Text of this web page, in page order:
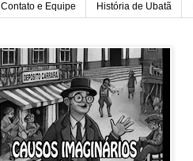
Contato e Equipe História de Ubatã